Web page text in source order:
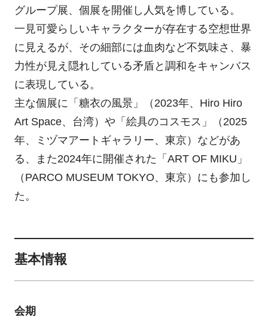
グループ展、個展を開催し人気を博している。
一見可愛らしいキャラクターが存在する空想世界
に見えるが、その細部には血肉など不気味さ、暴
力性が見え隠れしている矛盾と調和をキャンバス
に表現している。
主な個展に「糖衣の風景」（2023年、Hiro Hiro
Art Space、台湾）や「絵具のコスモス」（2025
年、ミヅマアートギャラリー、東京）などがあ
る、また2024年に開催された「ART OF MIKU」
（PARCO MUSEUM TOKYO、東京）にも参加し
た。
基本情報
会期